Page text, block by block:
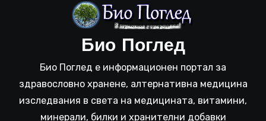
Био Поглед
Био Поглед е информационен портал за
здравословно хранене, алтернативна медицина
изследвания в света на медицината, витамини,
минерали, билки и хранителни добавки